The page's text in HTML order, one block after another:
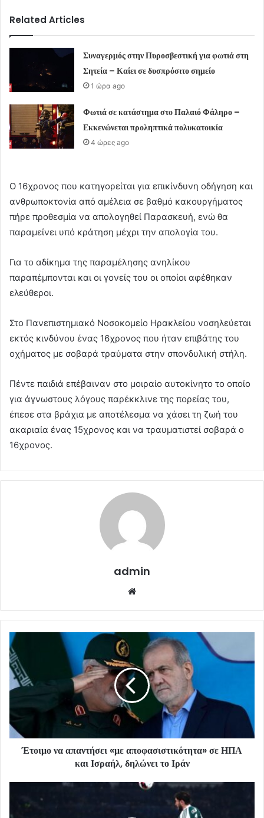
Related Articles
Συναγερμός στην Πυροσβεστική για φωτιά στη
Σητεία – Καίει σε δυσπρόσιτο σημείο
1 ώρα ago
Φωτιά σε κατάστημα στο Παλαιό Φάληρο –
Εκκενώνεται προληπτικά πολυκατοικία
4 ώρες ago
Ο 16χρονος που κατηγορείται για επικίνδυνη οδήγηση και
ανθρωποκτονία από αμέλεια σε βαθμό κακουργήματος
πήρε προθεσμία να απολογηθεί Παρασκευή, ενώ θα
παραμείνει υπό κράτηση μέχρι την απολογία του.
Για το αδίκημα της παραμέλησης ανηλίκου
παραπέμπονται και οι γονείς του οι οποίοι αφέθηκαν
ελεύθεροι.
Στο Πανεπιστημιακό Νοσοκομείο Ηρακλείου νοσηλεύεται
εκτός κινδύνου ένας 16χρονος που ήταν επιβάτης του
οχήματος με σοβαρά τραύματα στην σπονδυλική στήλη.
Πέντε παιδιά επέβαιναν στο μοιραίο αυτοκίνητο το οποίο
για άγνωστους λόγους παρέκκλινε της πορείας του,
έπεσε στα βράχια με αποτέλεσμα να χάσει τη ζωή του
ακαριαία ένας 15χρονος και να τραυματιστεί σοβαρά ο
16χρονος.
admin
Έτοιμο να απαντήσει «με αποφασιστικότητα» σε ΗΠΑ
και Ισραήλ, δηλώνει το Ιράν